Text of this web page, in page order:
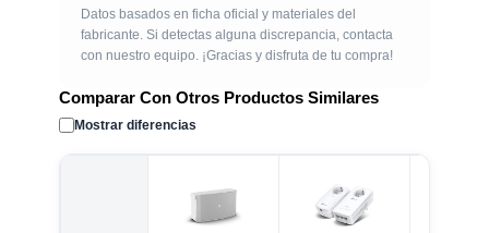
Datos basados en ficha oficial y materiales del
fabricante. Si detectas alguna discrepancia, contacta
con nuestro equipo. ¡Gracias y disfruta de tu compra!
Comparar Con Otros Productos Similares
Mostrar diferencias